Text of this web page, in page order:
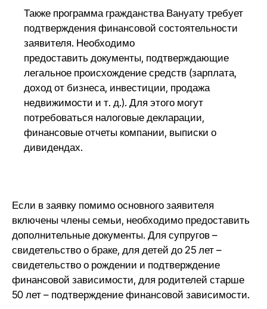
Также программа гражданства Вануату требует
подтверждения финансовой состоятельности
заявителя. Необходимо
предоставить документы, подтверждающие
легальное происхождение средств (зарплата,
доход от бизнеса, инвестиции, продажа
недвижимости и т. д.). Для этого могут
потребоваться налоговые декларации,
финансовые отчеты компании, выписки о
дивидендах.
Если в заявку помимо основного заявителя
включены члены семьи, необходимо предоставить
дополнительные документы. Для супругов –
свидетельство о браке, для детей до 25 лет –
свидетельство о рождении и подтверждение
финансовой зависимости, для родителей старше
50 лет – подтверждение финансовой зависимости.